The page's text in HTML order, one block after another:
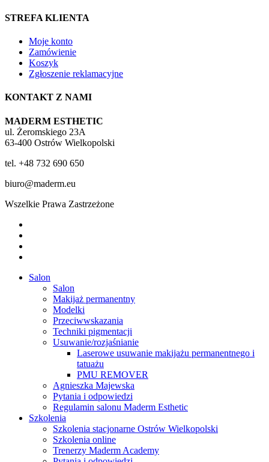
STREFA KLIENTA
Moje konto
Zamówienie
Koszyk
Zgłoszenie reklamacyjne
KONTAKT Z NAMI
MADERM ESTHETIC
ul. Żeromskiego 23A
63-400 Ostrów Wielkopolski
tel. +48 732 690 650
biuro@maderm.eu
Wszelkie Prawa Zastrzeżone
Close
Salon
Salon
Makijaż permanentny
Modelki
Przeciwwskazania
Techniki pigmentacji
Usuwanie/rozjaśnianie
Laserowe usuwanie makijażu permanentnego i
tatuażu
PMU REMOVER
Agnieszka Majewska
Pytania i odpowiedzi
Regulamin salonu Maderm Esthetic
Szkolenia
Szkolenia stacjonarne Ostrów Wielkopolski
Szkolenia online
Trenerzy Maderm Academy